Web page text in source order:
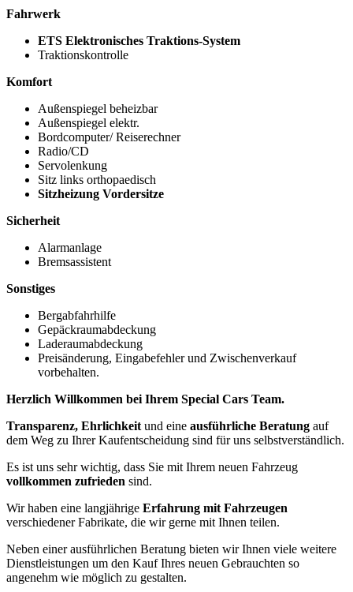
Fahrwerk
ETS Elektronisches Traktions-System
Traktionskontrolle
Komfort
Außenspiegel beheizbar
Außenspiegel elektr.
Bordcomputer/ Reiserechner
Radio/CD
Servolenkung
Sitz links orthopaedisch
Sitzheizung Vordersitze
Sicherheit
Alarmanlage
Bremsassistent
Sonstiges
Bergabfahrhilfe
Gepäckraumabdeckung
Laderaumabdeckung
Preisänderung, Eingabefehler und Zwischenverkauf
vorbehalten.
Herzlich Willkommen bei Ihrem Special Cars Team.
Transparenz, Ehrlichkeit und eine ausführliche Beratung auf
dem Weg zu Ihrer Kaufentscheidung sind für uns selbstverständlich.
Es ist uns sehr wichtig, dass Sie mit Ihrem neuen Fahrzeug
vollkommen zufrieden sind.
Wir haben eine langjährige Erfahrung mit Fahrzeugen
verschiedener Fabrikate, die wir gerne mit Ihnen teilen.
Neben einer ausführlichen Beratung bieten wir Ihnen viele weitere
Dienstleistungen um den Kauf Ihres neuen Gebrauchten so
angenehm wie möglich zu gestalten.